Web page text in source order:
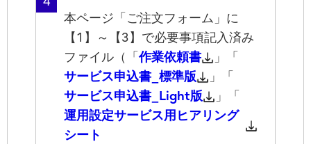
本ページ「ご注文フォーム」に
【1】～【3】で必要事項記入済み
ファイル（「作業依頼書
」「
サービス申込書_標準版
」「
サービス申込書_Light版
」「
運用設定サービス用ヒアリング
シート